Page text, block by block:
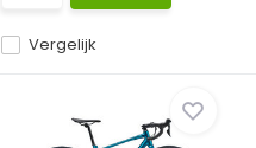
Vergelijk